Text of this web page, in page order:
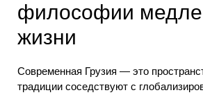
философии
жизни
Современная Грузия — это
традиции соседствуют с